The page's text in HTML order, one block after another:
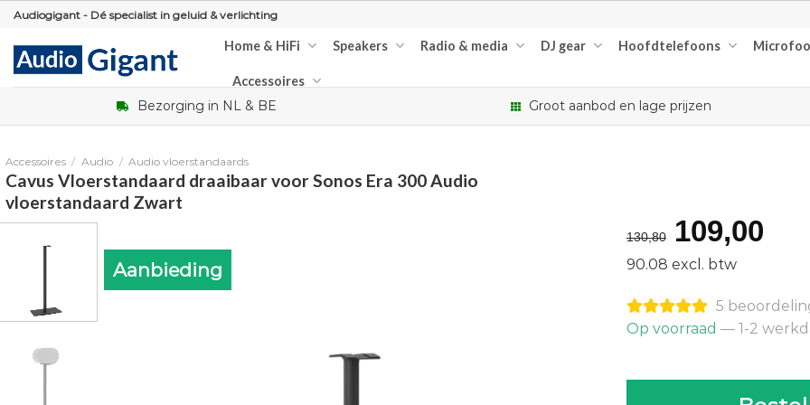
Skip
content
Audiogigant - Dé specialist in geluid & verlichting
Home & HiFi Speakers Radio & media DJ gear Hoofdtelefoons
Accessoires
Bezorging in NL & BE Groot aanbod en lage prijzen
Accessoires / Audio / Audio vloerstandaards
Cavus Vloerstandaard draaibaar voor Sonos Era 300 Audio
vloerstandaard Zwart
Aanbieding
130,80
prijs
was:
€130,80.
109,00
is:
90.08 excl. btw
5
Op voorraad — 1-2